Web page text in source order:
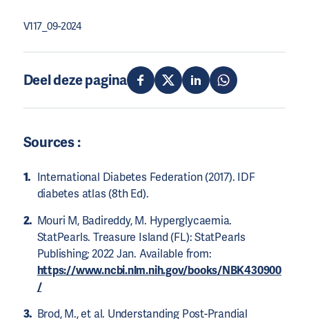
V117_09-2024
Deel deze pagina
Sources :
International Diabetes Federation (2017). IDF
diabetes atlas (8th Ed).
Mouri M, Badireddy, M. Hyperglycaemia.
StatPearls. Treasure Island (FL): StatPearls
Publishing; 2022 Jan. Available from:
https://www.ncbi.nlm.nih.gov/books/NBK430900
/
Brod, M., et al. Understanding Post-Prandial